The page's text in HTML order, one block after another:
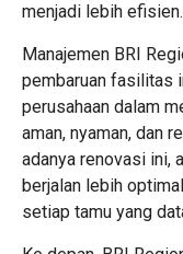
menjadi lebih efisien.
Manajemen BRI
pembaruan fasilitas
perusahaan dalam
aman, nyaman, dan
adanya renovasi ini,
berjalan lebih
setiap tamu yang